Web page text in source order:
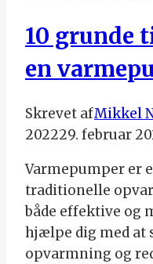
10 grunde
en
Skrevet afMikkel
202229. februar
Varmepumper er
traditionelle
både effektive og
hjælpe dig med at
opvarmning og